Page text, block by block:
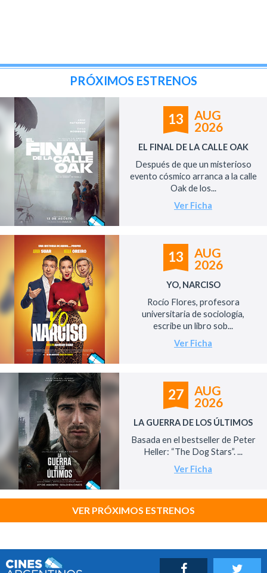
PRÓXIMOS ESTRENOS
13
AUG
2026
EL FINAL DE LA CALLE OAK
Después de que un misterioso
evento cósmico arranca a la calle
Oak de los...
Ver Ficha
13
AUG
2026
YO, NARCISO
Rocío Flores, profesora
universitaria de sociología,
escribe un libro sob...
Ver Ficha
27
AUG
2026
LA GUERRA DE LOS ÚLTIMOS
Basada en el bestseller de Peter
Heller: “The Dog Stars”. ...
Ver Ficha
VER PRÓXIMOS ESTRENOS